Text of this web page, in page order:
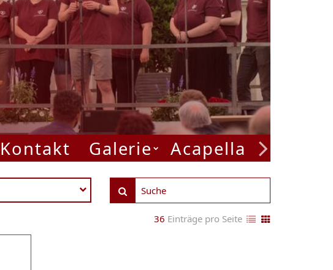
Ferienfreizeit Acapella Week - offen
für alle
09:00 Uhr
Zum Workshop
Kontakt Galerie Acapella Week
36 Einträge pro Seite